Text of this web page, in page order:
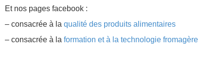
Et nos pages facebook :
– consacrée à la qualité des produits alimentaires
– consacrée à la formation et à la technologie fromagère